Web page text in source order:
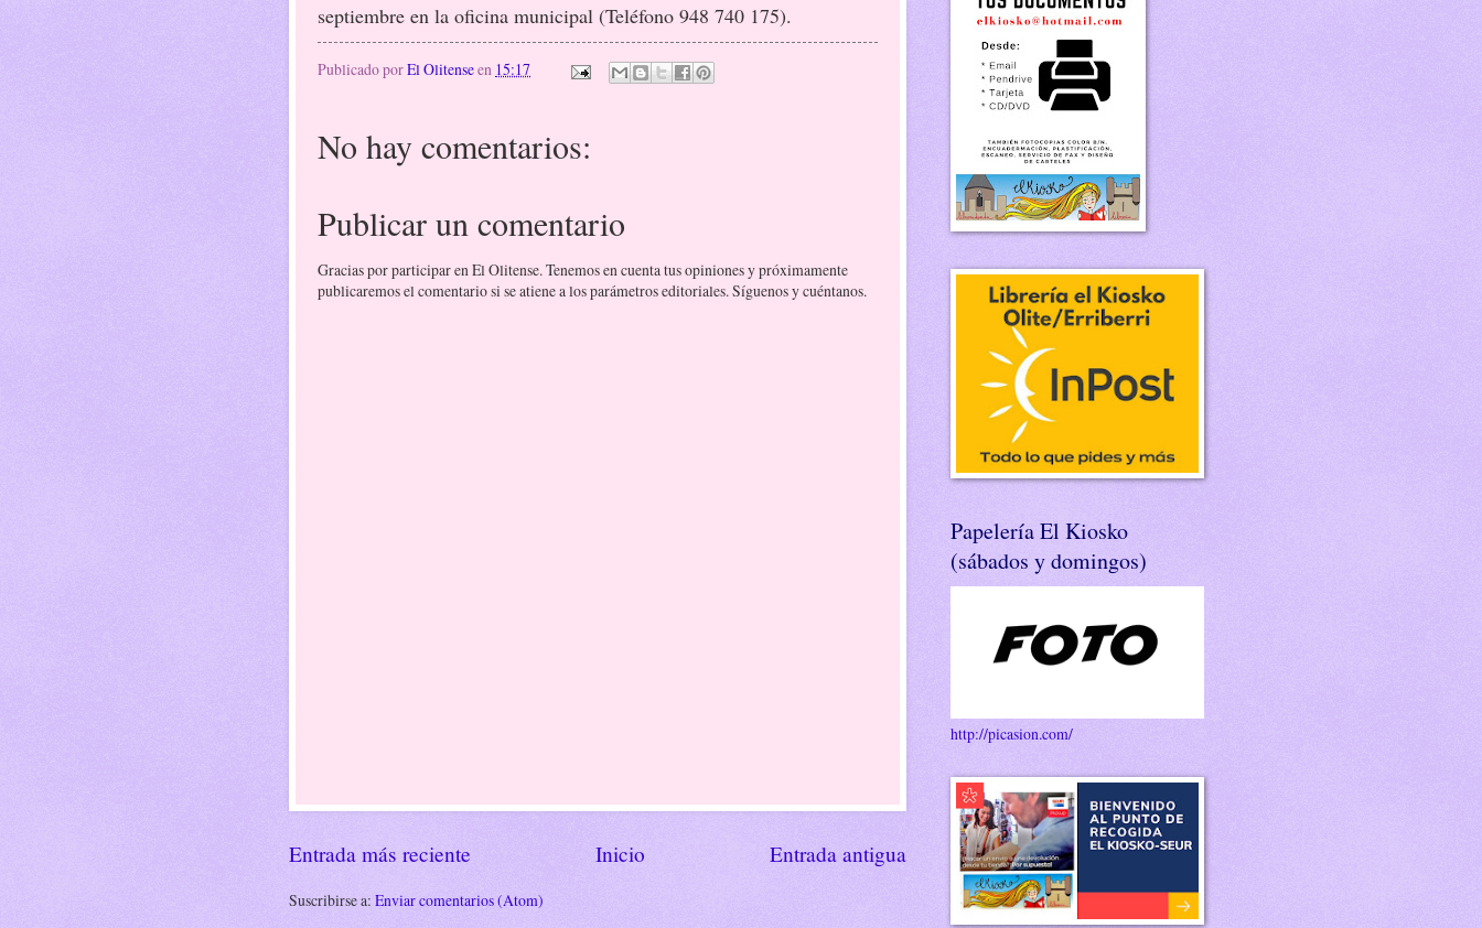
septiembre en la oficina municipal (Teléfono 948 740 175).
Publicado porEl Olitenseen 15:17
No hay comentarios:
Publicar un comentario
Gracias por participar en El Olitense. Tenemos en cuenta tus opiniones y próximamente
publicaremos el comentario si se atiene a los parámetros editoriales. Síguenos y cuéntanos.
Entrada más reciente Entrada antigua
Inicio
Suscribirse a: Enviar comentarios (Atom)
Papelería El Kiosko
(sábados y domingos)
http://picasion.com/